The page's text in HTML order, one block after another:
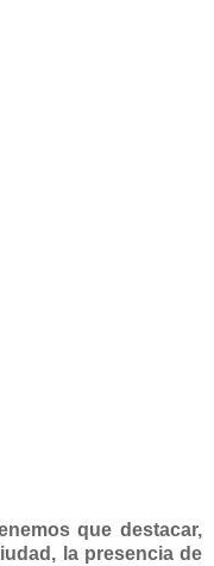
que destacar,
la presencia de